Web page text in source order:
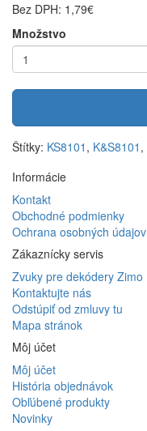
Bez DPH: 1,79€
Množstvo
Štítky: KS8101 , K&S8101 ,
Informácie
Kontakt
Obchodné podmienky
Ochrana osobných údajov
Zákaznícky servis
Zvuky pre dekódery Zimo
Kontaktujte nás
Odstúpiť od zmluvy tu
Mapa stránok
Môj účet
Môj účet
História objednávok
Obľúbené produkty
Novinky